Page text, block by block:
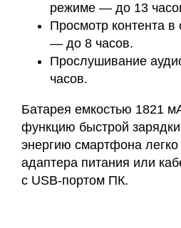
режиме — до 13
Просмотр контента
— до 8 часов.
Прослушивание
часов.
Батарея емкостью 1821
функцию быстрой
энергию смартфона
адаптера питания или
с USB-портом ПК.